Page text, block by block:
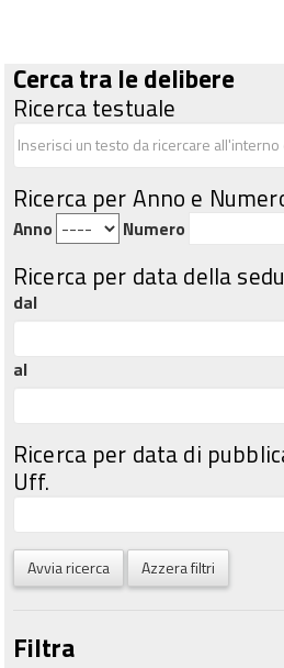
Cerca tra le delibere
Ricerca testuale
Ricerca per Anno e
Anno Numero
Ricerca per data della
dal
al
Ricerca per data di
Uff.
Avvia ricerca Azzera filtri
Filtra